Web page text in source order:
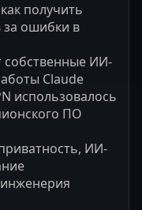
получить
за ошибки в
собственные ИИ-
Claude
использовалось
ПО
ИИ-